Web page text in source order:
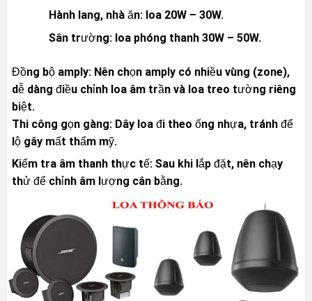
Hành lang, nhà ăn: loa 20W – 30W.
Sân trường: loa phóng thanh 30W – 50W.
Đồng bộ amply: Nên chọn amply có nhiều vùng (zone),
dễ dàng điều chỉnh loa âm trần và loa treo tường riêng
biệt.
Thi công gọn gàng: Dây loa đi theo ống nhựa, tránh để
lộ gây mất thẩm mỹ.
Kiểm tra âm thanh thực tế: Sau khi lắp đặt, nên chạy
thử để chỉnh âm lượng cân bằng.